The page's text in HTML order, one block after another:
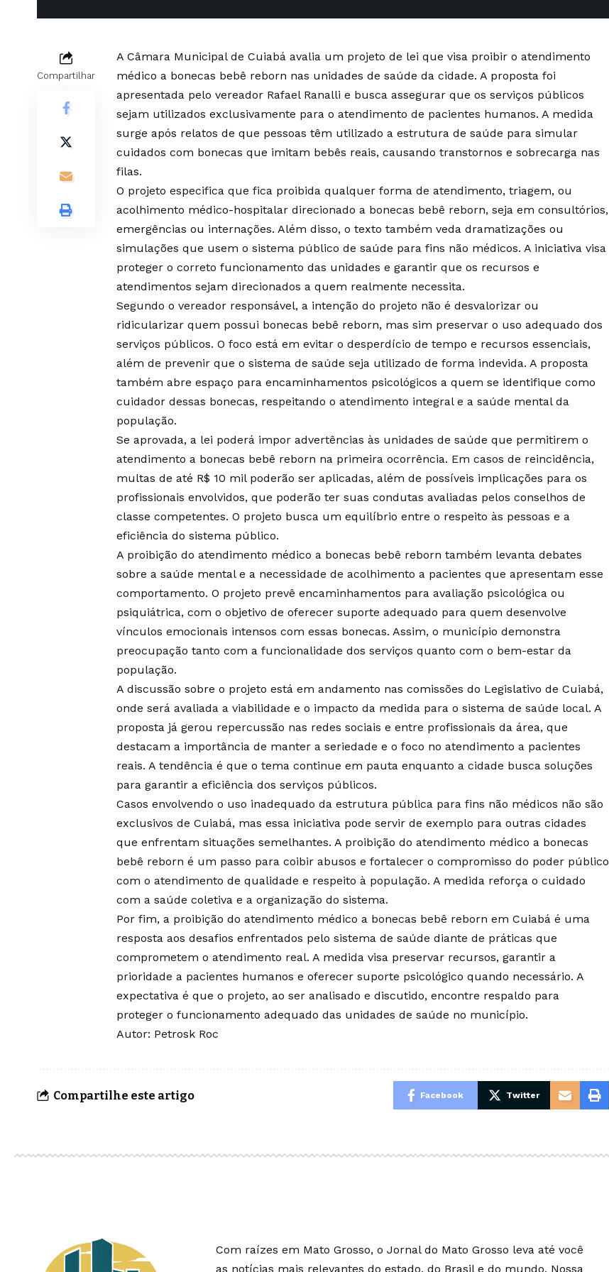
Compartilhar
A Câmara Municipal de Cuiabá avalia um projeto de lei que visa proibir o atendimento
médico a bonecas bebê reborn nas unidades de saúde da cidade. A proposta foi
apresentada pelo vereador Rafael Ranalli e busca assegurar que os serviços públicos
sejam utilizados exclusivamente para o atendimento de pacientes humanos. A medida
surge após relatos de que pessoas têm utilizado a estrutura de saúde para simular
cuidados com bonecas que imitam bebês reais, causando transtornos e sobrecarga nas
filas.
O projeto especifica que fica proibida qualquer forma de atendimento, triagem, ou
acolhimento médico-hospitalar direcionado a bonecas bebê reborn, seja em consultórios,
emergências ou internações. Além disso, o texto também veda dramatizações ou
simulações que usem o sistema público de saúde para fins não médicos. A iniciativa visa
proteger o correto funcionamento das unidades e garantir que os recursos e
atendimentos sejam direcionados a quem realmente necessita.
Segundo o vereador responsável, a intenção do projeto não é desvalorizar ou
ridicularizar quem possui bonecas bebê reborn, mas sim preservar o uso adequado dos
serviços públicos. O foco está em evitar o desperdício de tempo e recursos essenciais,
além de prevenir que o sistema de saúde seja utilizado de forma indevida. A proposta
também abre espaço para encaminhamentos psicológicos a quem se identifique como
cuidador dessas bonecas, respeitando o atendimento integral e a saúde mental da
população.
Se aprovada, a lei poderá impor advertências às unidades de saúde que permitirem o
atendimento a bonecas bebê reborn na primeira ocorrência. Em casos de reincidência,
multas de até R$ 10 mil poderão ser aplicadas, além de possíveis implicações para os
profissionais envolvidos, que poderão ter suas condutas avaliadas pelos conselhos de
classe competentes. O projeto busca um equilíbrio entre o respeito às pessoas e a
eficiência do sistema público.
A proibição do atendimento médico a bonecas bebê reborn também levanta debates
sobre a saúde mental e a necessidade de acolhimento a pacientes que apresentam esse
comportamento. O projeto prevê encaminhamentos para avaliação psicológica ou
psiquiátrica, com o objetivo de oferecer suporte adequado para quem desenvolve
vínculos emocionais intensos com essas bonecas. Assim, o município demonstra
preocupação tanto com a funcionalidade dos serviços quanto com o bem-estar da
população.
A discussão sobre o projeto está em andamento nas comissões do Legislativo de Cuiabá,
onde será avaliada a viabilidade e o impacto da medida para o sistema de saúde local. A
proposta já gerou repercussão nas redes sociais e entre profissionais da área, que
destacam a importância de manter a seriedade e o foco no atendimento a pacientes
reais. A tendência é que o tema continue em pauta enquanto a cidade busca soluções
para garantir a eficiência dos serviços públicos.
Casos envolvendo o uso inadequado da estrutura pública para fins não médicos não são
exclusivos de Cuiabá, mas essa iniciativa pode servir de exemplo para outras cidades
que enfrentam situações semelhantes. A proibição do atendimento médico a bonecas
bebê reborn é um passo para coibir abusos e fortalecer o compromisso do poder público
com o atendimento de qualidade e respeito à população. A medida reforça o cuidado
com a saúde coletiva e a organização do sistema.
Por fim, a proibição do atendimento médico a bonecas bebê reborn em Cuiabá é uma
resposta aos desafios enfrentados pelo sistema de saúde diante de práticas que
comprometem o atendimento real. A medida visa preservar recursos, garantir a
prioridade a pacientes humanos e oferecer suporte psicológico quando necessário. A
expectativa é que o projeto, ao ser analisado e discutido, encontre respaldo para
proteger o funcionamento adequado das unidades de saúde no município.
Autor: Petrosk Roc
Compartilhe este artigo Facebook Twitter
Com raízes em Mato Grosso, o Jornal do Mato Grosso leva até você
as notícias mais relevantes do estado, do Brasil e do mundo. Nossa